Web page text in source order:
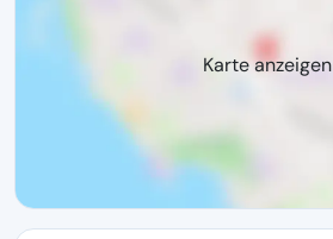
Karte anzeigen